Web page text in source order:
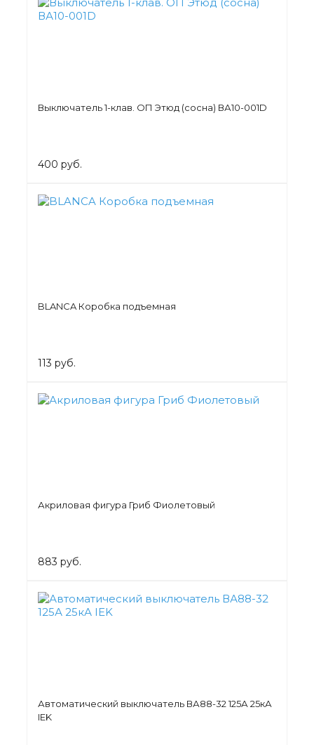
Выключатель 1-клав. ОП Этюд (сосна) ВА10-001D
400 руб.
BLANCA Коробка подъемная
113 руб.
Акриловая фигура Гриб Фиолетовый
883 руб.
Автоматический выключатель ВА88-32 125А 25кА
IEK